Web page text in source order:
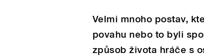
Velmi mnoho postav,
povahu nebo to byli
způsob života hráče s